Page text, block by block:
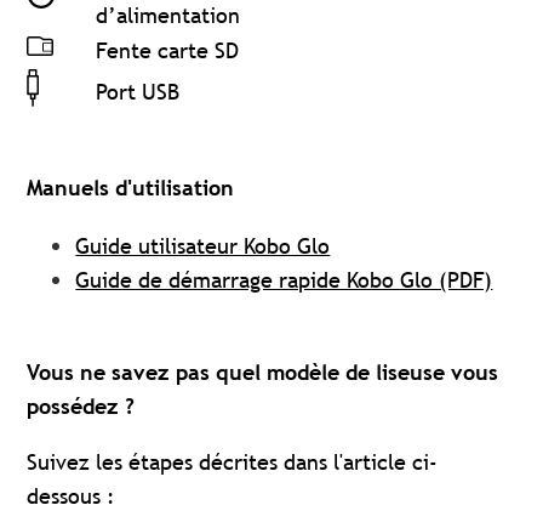
d’alimentation
Fente carte SD
Port USB
Manuels d'utilisation
Guide utilisateur Kobo Glo
Guide de démarrage rapide Kobo Glo (PDF)
Vous ne savez pas quel modèle de liseuse vous
possédez ?
Suivez les étapes décrites dans l'article ci-
dessous :